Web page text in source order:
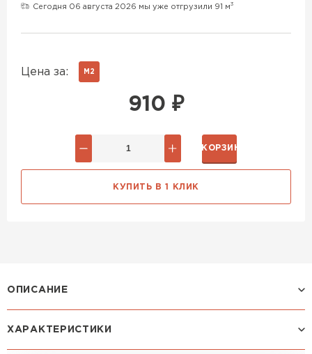
Сегодня 06 августа 2026 мы уже отгрузили 91 м3
Цена за: М2
910 ₽
В КОРЗИНУ
КУПИТЬ В 1 КЛИК
ОПИСАНИЕ
Профиль МОНТЕКРИСТО:
ХАРАКТЕРИСТИКИ